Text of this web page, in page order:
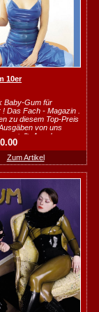
10er
Baby-Gum für
! Das Fach - Magazin .
zu diesem Top-Preis
von uns
Angabe von
Zum Artikel